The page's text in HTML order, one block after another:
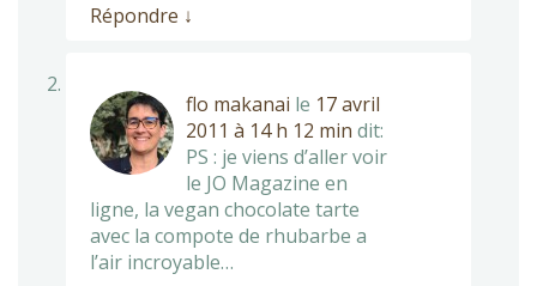
Répondre ↓
flo makanai le 17 avril
2011 à 14 h 12 min dit:
PS : je viens d’aller voir
le JO Magazine en
ligne, la vegan chocolate tarte
avec la compote de rhubarbe a
l’air incroyable…